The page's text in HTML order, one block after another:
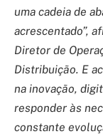
uma cadeia de
acrescentado”,
Diretor de
Distribuição. E
na inovação,
responder às
constante